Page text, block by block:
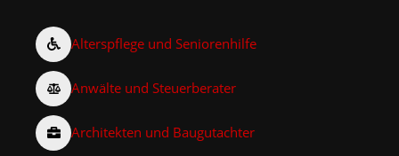
Alterspflege und Seniorenhilfe
Anwälte und Steuerberater
Architekten und Baugutachter